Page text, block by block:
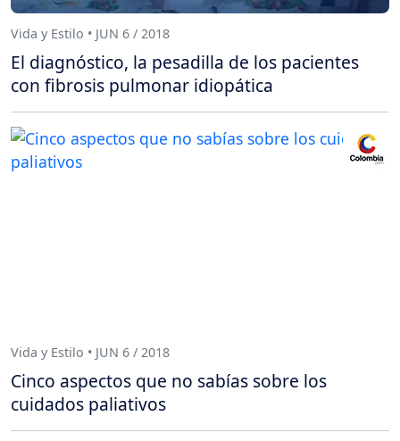
Vida y Estilo • JUN 6 / 2018
El diagnóstico, la pesadilla de los pacientes
con fibrosis pulmonar idiopática
Vida y Estilo • JUN 6 / 2018
Cinco aspectos que no sabías sobre los
cuidados paliativos